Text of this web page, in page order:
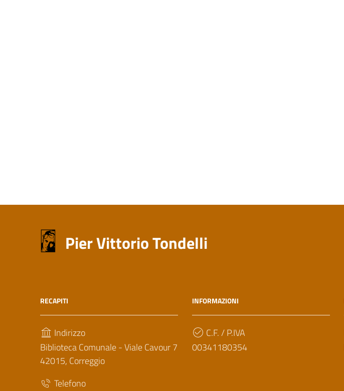
Pier Vittorio Tondelli
RECAPITI
Indirizzo
Biblioteca Comunale - Viale Cavour 7
42015, Correggio
Telefono
INFORMAZIONI
C.F. / P.IVA
00341180354